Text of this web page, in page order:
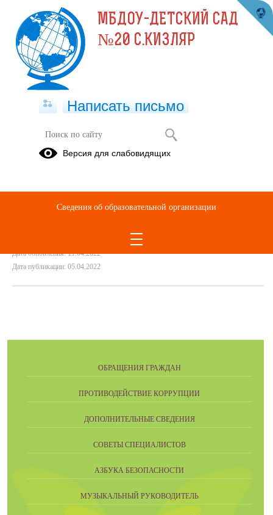
Консультация для родителей
"Здоровое питание"
ЗДОРОВОЕ ПИТАНИЕ.docx
Дата обновления: 11.04.2022
Дата публикации: 05.04.2022
ОБРАЩЕНИЯ ГРАЖДАН
ПРОТИВОДЕЙСТВИЕ КОРРУПЦИИ
ДОПОЛНИТЕЛЬНЫЕ СВЕДЕНИЯ
СОВЕТЫ СПЕЦИАЛИСТОВ
АЗБУКА БЕЗОПАСНОСТИ
МУЗЫКАЛЬНЫЙ РУКОВОДИТЕЛЬ
МБДОУ-ДЕТСКИЙ САД
№20 С.КИЗЛЯР
Написать письмо
Версия для слабовидящих
Сведения об образовательной организации